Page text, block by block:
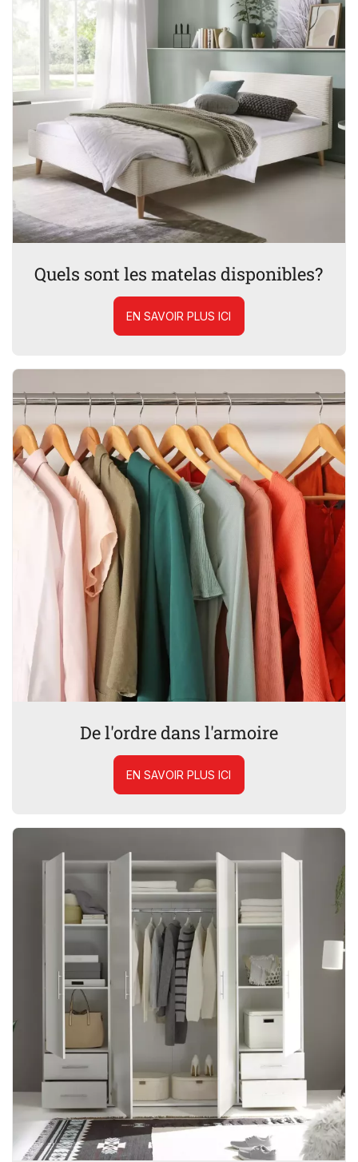
Quels sont les matelas disponibles?
EN SAVOIR PLUS ICI
De l'ordre dans l'armoire
EN SAVOIR PLUS ICI